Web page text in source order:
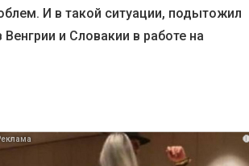
И в такой ситуации, подытожил
и Словакии в работе на
i